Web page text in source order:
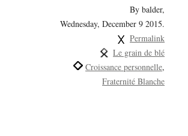
By balder,
Wednesday, December 9 2015.
Permalink
Le grain de blé
Croissance personnelle
Fraternité Blanche